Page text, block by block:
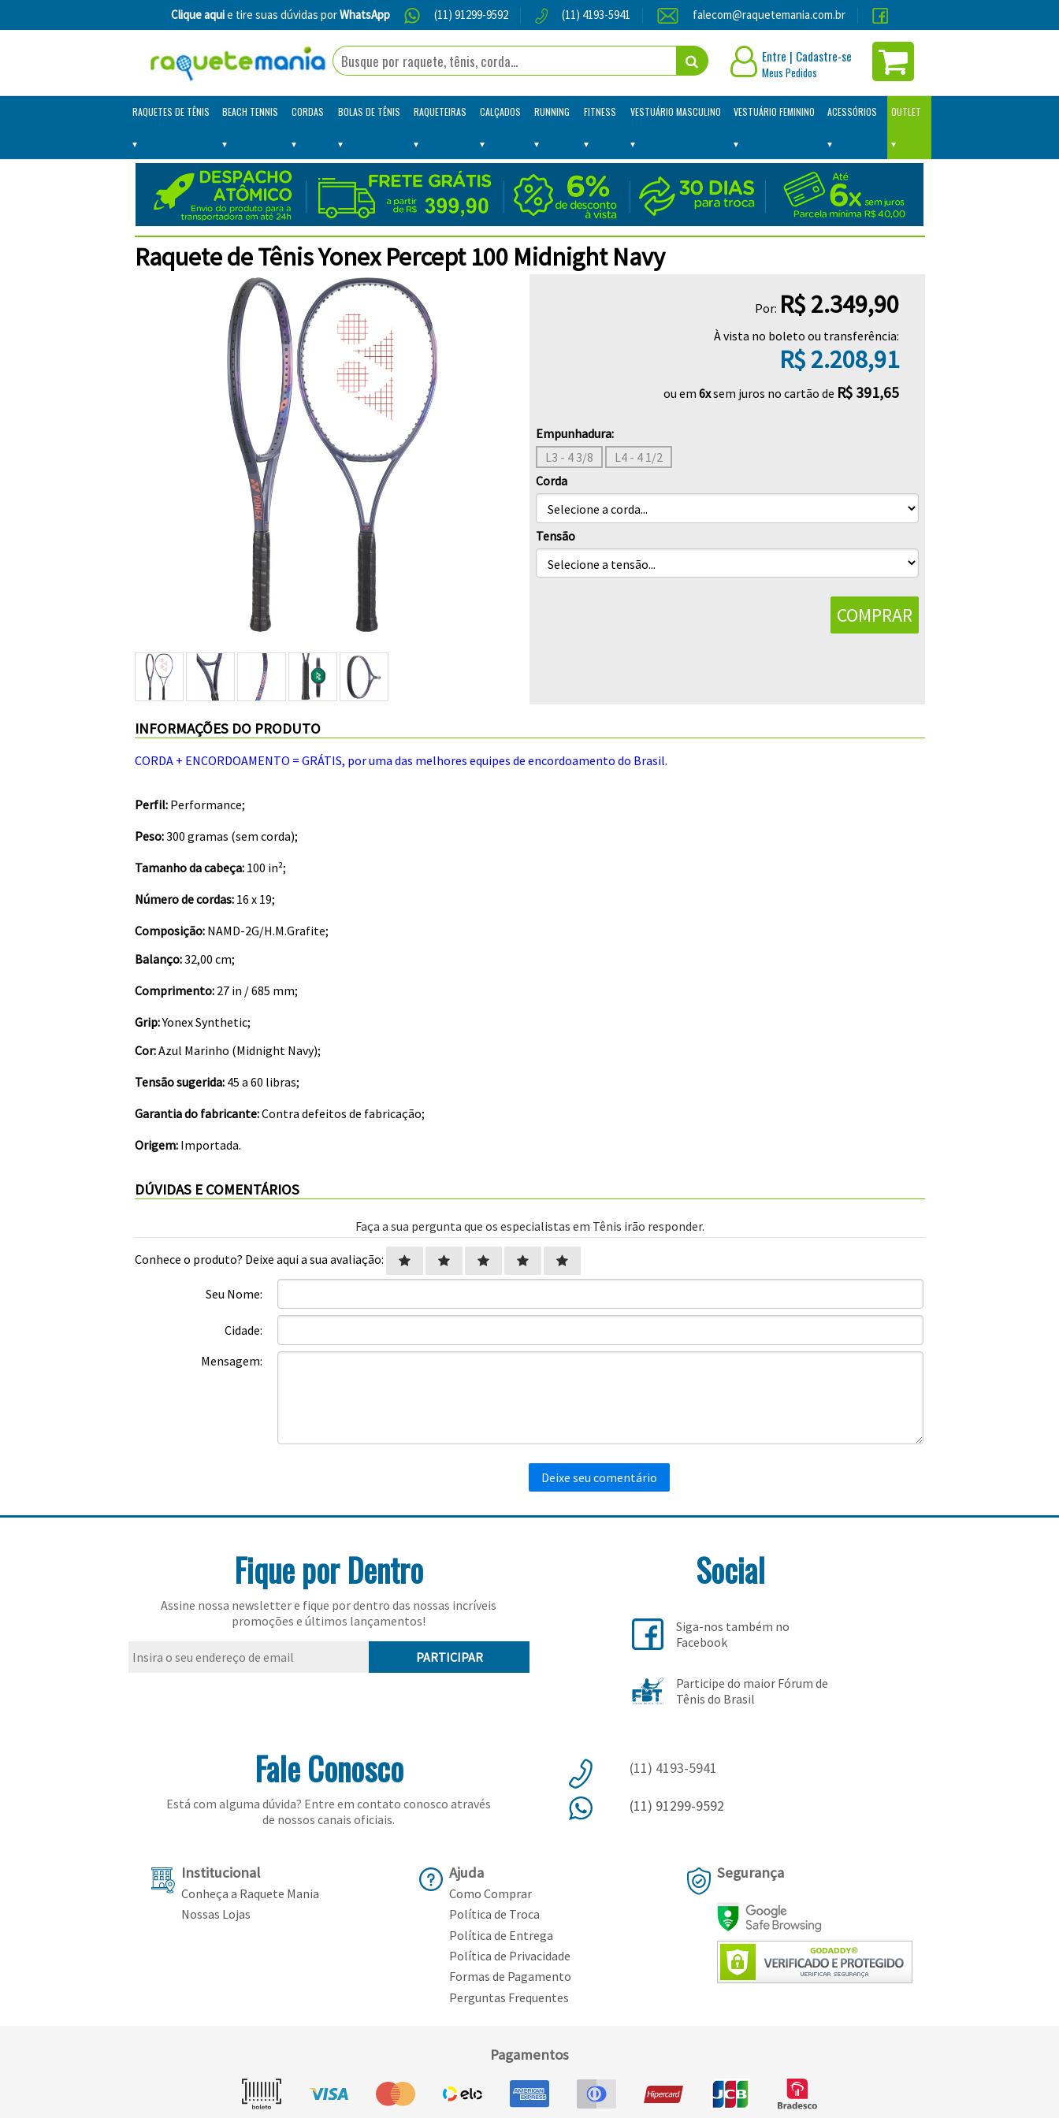
Clique aquie tire suas dúvidas porWhatsApp (11) 91299-9592 (11) 4193-5941 falecom@raquetemania.com.br
Entre | Cadastre-se
Meus Pedidos
RAQUETES DE TÊNIS BEACH TENNIS CORDAS BOLAS DE TÊNIS RAQUETEIRAS CALÇADOS RUNNING FITNESS VESTUÁRIO MASCULINO VESTUÁRIO FEMININO ACESSÓRIOS OUTLET
Raquete de Tênis Yonex Percept 100 Midnight Navy
Por: R$ 2.349,90
À vista no boleto ou transferência:
R$ 2.208,91
ou em 6xsem juros no cartão de R$ 391,65
Empunhadura:
L3 - 4 3/8
L4 - 4 1/2
Corda
Tensão
INFORMAÇÕES DO PRODUTO
CORDA + ENCORDOAMENTO = GRÁTIS, por uma das melhores equipes de encordoamento do Brasil.
Perfil: Performance;
Peso:300 gramas (sem corda);
Tamanho da cabeça:100 in²;
Número de cordas:16 x 19;
Composição:NAMD-2G/H.M.Grafite;
Balanço:32,00 cm;
Comprimento:27 in / 685 mm;
Grip:Yonex Synthetic;
Cor:Azul Marinho (Midnight Navy);
Tensão sugerida:45 a 60 libras;
Garantia do fabricante:Contra defeitos de fabricação;
Origem:Importada.
DÚVIDAS E COMENTÁRIOS
Faça a sua pergunta que os especialistas em Tênis irão responder.
Conhece o produto? Deixe aqui a sua avaliação:
Seu Nome:
Cidade:
Mensagem:
Fique por Dentro
Assine nossa newsletter e fique por dentro das nossas incríveis
promoções e últimos lançamentos!
PARTICIPAR
Social
Siga-nos também no
Facebook
Participe do maior Fórum de
Tênis do Brasil
Fale Conosco
Está com alguma dúvida? Entre em contato conosco através
de nossos canais oficiais.
(11) 4193-5941
(11) 91299-9592
Institucional
Conheça a Raquete Mania
Nossas Lojas
Ajuda
Como Comprar
Política de Troca
Política de Entrega
Política de Privacidade
Formas de Pagamento
Perguntas Frequentes
Segurança
Pagamentos